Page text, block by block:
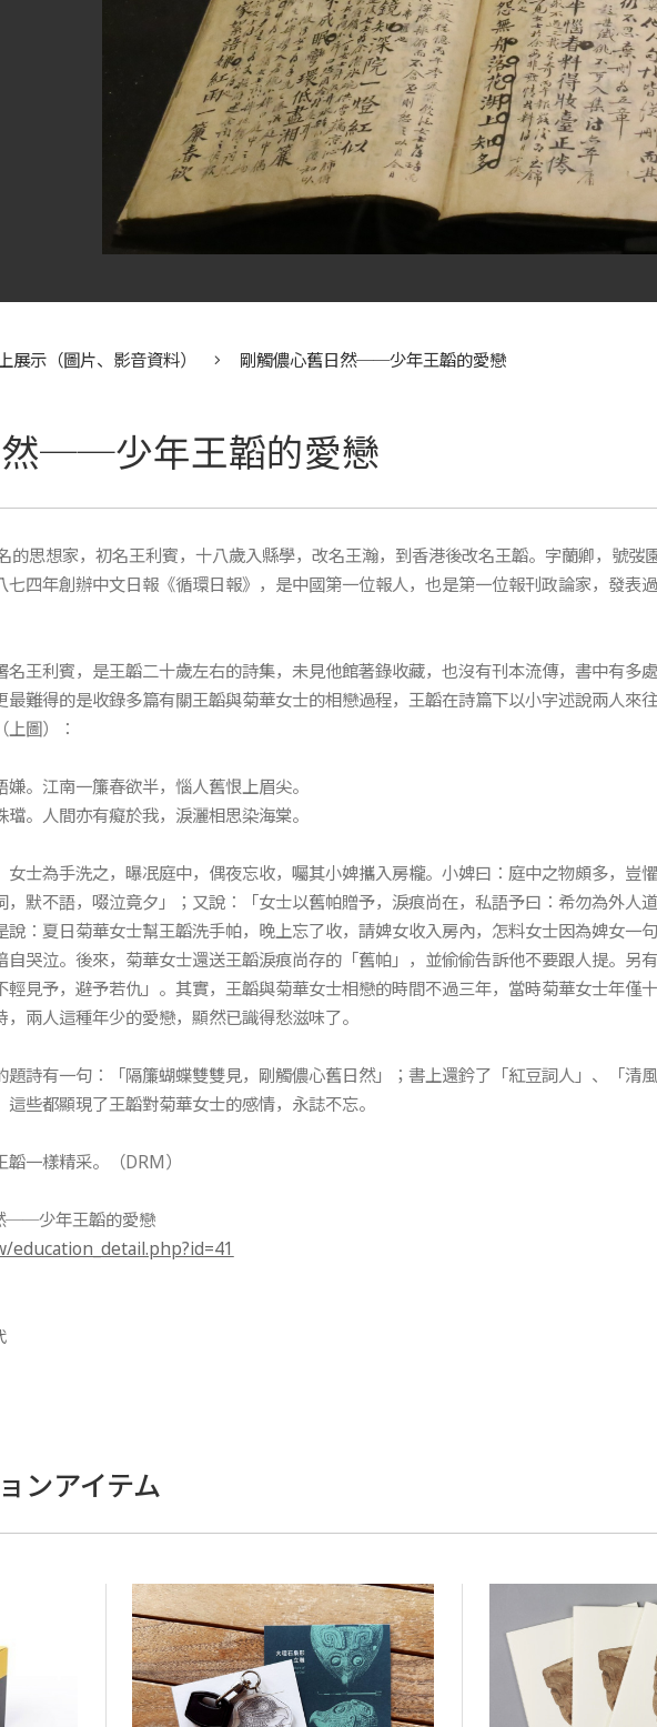
展示（圖片、影音資料） 剛觸儂心舊日然──少年王韜的愛戀
然──少年王韜的愛戀
思想家，初名王利賓，十八歲入縣學，改名王瀚，到香港後改名王韜。字蘭卿，號弢
七四年創辦中文日報《循環日報》，是中國第一位報人，也是第一位報刊政論家，發表
名王利賓，是王韜二十歲左右的詩集，未見他館著錄收藏，也沒有刊本流傳，書中有多
最難得的是收錄多篇有關王韜與菊華女士的相戀過程，王韜在詩篇下以小字述說兩人來
圖）：
。江南一簾春欲半，惱人舊恨上眉尖。
。人間亦有癡於我，淚灑相思染海棠。
士為手洗之，曝冺庭中，偶夜忘收，囑其小婢攜入房櫳。小婢曰：庭中之物頗多，豈
默不語，啜泣竟夕」；又說：「女士以舊帕贈予，淚痕尚在，私語予曰：希勿為外人道
：夏日菊華女士幫王韜洗手帕，晚上忘了收，請婢女收入房內，怎料女士因為婢女一
自哭泣。後來，菊華女士還送王韜淚痕尚存的「舊帕」，並偷偷告訴他不要跟人提。另
見予，避予若仇」。其實，王韜與菊華女士相戀的時間不過三年，當時菊華女士年僅
兩人這種年少的愛戀，顯然已識得愁滋味了。
詩有一句：「隔簾蝴蝶雙雙見，剛觸儂心舊日然」；書上還鈐了「紅豆詞人」、「清
些都顯現了王韜對菊華女士的感情，永誌不忘。
一樣精采。（DRM）
──少年王韜的愛戀
ンアイテム